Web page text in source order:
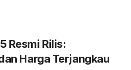
Resmi Rilis:
Harga Terjangkau